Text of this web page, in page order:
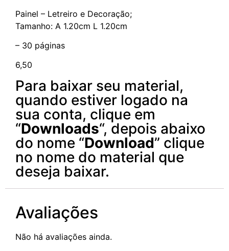
Painel – Letreiro e Decoração;
Tamanho: A 1.20cm L 1.20cm
– 30 páginas
6,50
Para baixar seu material,
quando estiver logado na
sua conta, clique em
“Downloads“, depois abaixo
do nome “Download” clique
no nome do material que
deseja baixar.
Avaliações
Não há avaliações ainda.